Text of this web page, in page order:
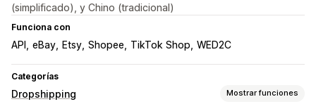
(simplificado), y Chino (tradicional)
Funciona con
API eBay Etsy Shopee TikTok Shop WED2C
Categorías
Dropshipping Mostrar funciones